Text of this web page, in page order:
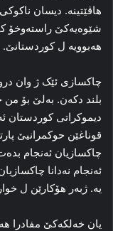
هاڤێتینه. دیسان
شێوەیەکێ راستەوخۆ
هەبوویە ل کوردستانێ.
چاکسازى ئێک ژ وان
بلند دکەن. بەلێ بۆ
دیموکراتى
قوناغێن حوکمرانیێ
چاکسازیان ئەنجام
ئەنجام نەدانا
یە. ژبەر هۆکارێن ل
یان خەلکەکێ مفادرا